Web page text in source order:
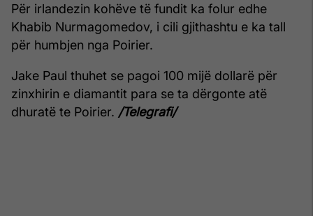
Për irlandezin kohëve të fundit ka folur edhe
Khabib Nurmagomedov, i cili gjithashtu e ka tall
për humbjen nga Poirier.
Jake Paul thuhet se pagoi 100 mijë dollarë për
zinxhirin e diamantit para se ta dërgonte atë
dhuratë te Poirier. /Telegrafi/